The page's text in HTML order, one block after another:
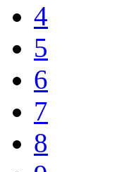
4
5
6
7
8